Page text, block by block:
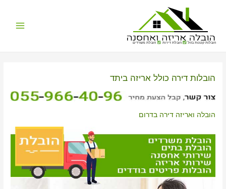
הובלות קטנות בזול הובלת דירות הובלת משרדים
הובלות דירה כולל אריזה ביתד
הובלה ואריזה דירה בדרום